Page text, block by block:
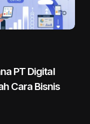
PT Digital
Cara Bisnis